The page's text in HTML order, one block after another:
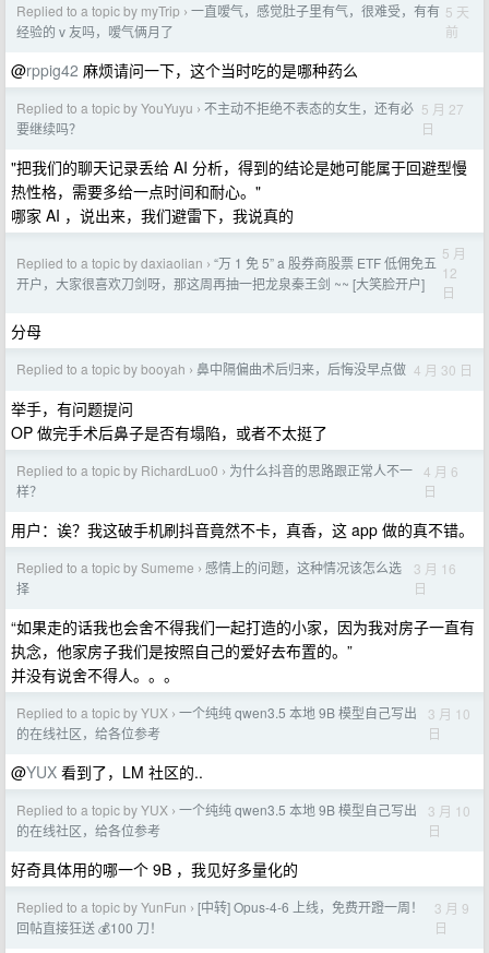
Replied to a topic by myTrip › 一直嗳气，感觉肚子里有气，很难受，有有
经验的 v 友吗，嗳气俩月了
5 天
前
@rppig42 麻烦请问一下，这个当时吃的是哪种药么
Replied to a topic by YouYuyu › 不主动不拒绝不表态的女生，还有必
要继续吗？
5 月 27
日
"把我们的聊天记录丢给 AI 分析，得到的结论是她可能属于回避型慢
热性格，需要多给一点时间和耐心。"
哪家 AI ，说出来，我们避雷下，我说真的
Replied to a topic by daxiaolian › “万 1 免 5” a 股券商股票 ETF 低佣免五
开户，大家很喜欢刀剑呀，那这周再抽一把龙泉秦王剑 ~~ [大笑脸开户]
5 月
12
日
分母
Replied to a topic by booyah › 鼻中隔偏曲术后归来，后悔没早点做 4 月 30 日
举手，有问题提问
OP 做完手术后鼻子是否有塌陷，或者不太挺了
Replied to a topic by RichardLuo0 › 为什么抖音的思路跟正常人不一
样？
4 月 6
日
用户：诶？我这破手机刷抖音竟然不卡，真香，这 app 做的真不错。
Replied to a topic by Sumeme › 感情上的问题，这种情况该怎么选
择
3 月 16
日
“如果走的话我也会舍不得我们一起打造的小家，因为我对房子一直有
执念，他家房子我们是按照自己的爱好去布置的。”
并没有说舍不得人。。。
Replied to a topic by YUX › 一个纯纯 qwen3.5 本地 9B 模型自己写出
的在线社区，给各位参考
3 月 10
日
@YUX 看到了，LM 社区的..
Replied to a topic by YUX › 一个纯纯 qwen3.5 本地 9B 模型自己写出
的在线社区，给各位参考
3 月 10
日
好奇具体用的哪一个 9B ，我见好多量化的
Replied to a topic by YunFun › [中转] Opus-4-6 上线，免费开蹬一周！
回帖直接狂送 💰100 刀！
3 月 9
日